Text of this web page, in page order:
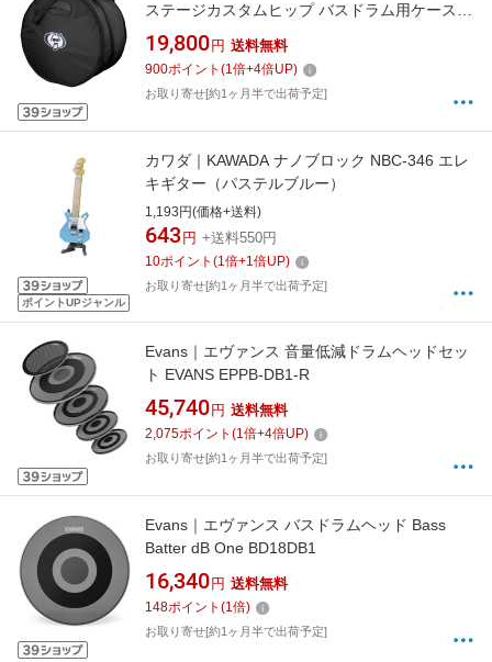
ステージカスタムヒップ バスドラム用ケース
HPK-P001-00
19,800 円 送料無料
900ポイント (1倍+4倍UP)
お取り寄せ[約1ヶ月半で出荷予定]
ポイントUPジャンル
カワダ｜KAWADA ナノブロック NBC-346 エレ
キギター（パステルブルー）
1,193円(価格+送料)
643 円 +送料550円
10ポイント (1倍+1倍UP)
お取り寄せ[約1ヶ月半で出荷予定]
Evans｜エヴァンス 音量低減ドラムヘッドセッ
ト EVANS EPPB-DB1-R
45,740 円 送料無料
2,075ポイント (1倍+4倍UP)
お取り寄せ[約1ヶ月半で出荷予定]
Evans｜エヴァンス バスドラムヘッド Bass
Batter dB One BD18DB1
16,340 円 送料無料
148ポイント (1倍)
お取り寄せ[約1ヶ月半で出荷予定]